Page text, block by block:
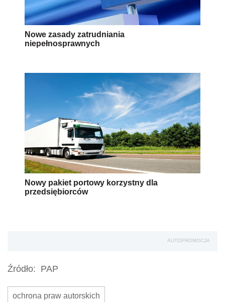
Nowe zasady zatrudniania
niepełnosprawnych
Nowy pakiet portowy korzystny dla
przedsiębiorców
AUTOPROMOCJA
Źródło: PAP
ochrona praw autorskich